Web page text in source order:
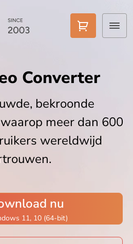
Converter
bekroonde
meer dan 600
wereldwijd
nu
11, 10 (64-bit)